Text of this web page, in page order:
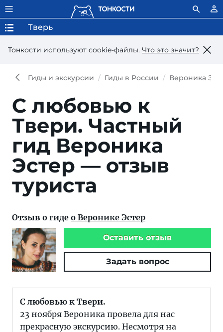
Тонкости используют сookie-файлы. Что это значит?
Тверь
Гиды и экскурсии Гиды в России Вероника
С любовью к
Твери. Частный
гид Вероника
Эстер — отзыв
туриста
Отзыв о гиде о Веронике Эстер
Оставить отзыв
Задать вопрос
С любовью к Твери.
23 ноября Вероника провела для нас
прекрасную экскурсию. Несмотря на